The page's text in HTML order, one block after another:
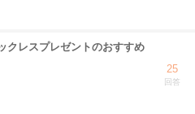
クレスプレゼントのおすすめ
25
回答